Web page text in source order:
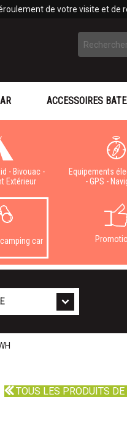
de votre visite et de
- Bivouac -
Extérieur
Equipements
- GPS -
car
ACCESSOIRES
TOUS LES PRODUITS